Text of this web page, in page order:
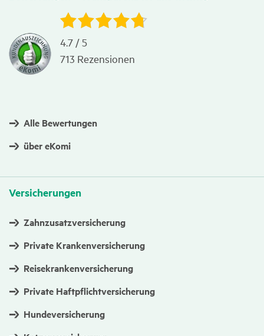
4.7 / 5
713 Rezensionen
Alle Bewertungen
über eKomi
Versi­che­rungen
Zahnzusatzversicherung
Private Krankenversicherung
Reisekrankenversicherung
Private Haftpflichtversicherung
Hundeversicherung